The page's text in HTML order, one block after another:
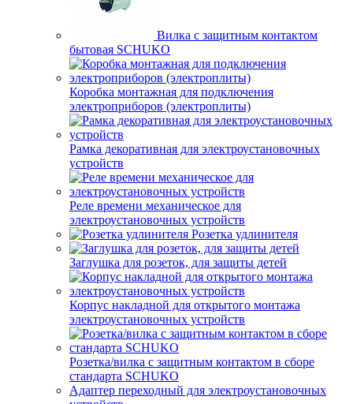
Вилка с защитным контактом
бытовая SCHUKO
Коробка монтажная для подключения
электроприборов (электроплиты)
Рамка декоративная для электроустановочных
устройств
Реле времени механическое для
электроустановочных устройств
Розетка удлинителя
Заглушка для розеток, для защиты детей
Корпус накладной для открытого монтажа
электроустановочных устройств
Розетка/вилка с защитным контактом в сборе
стандарта SCHUKO
Адаптер переходный для электроустановочных